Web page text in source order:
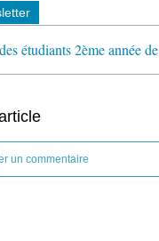
un commentaire